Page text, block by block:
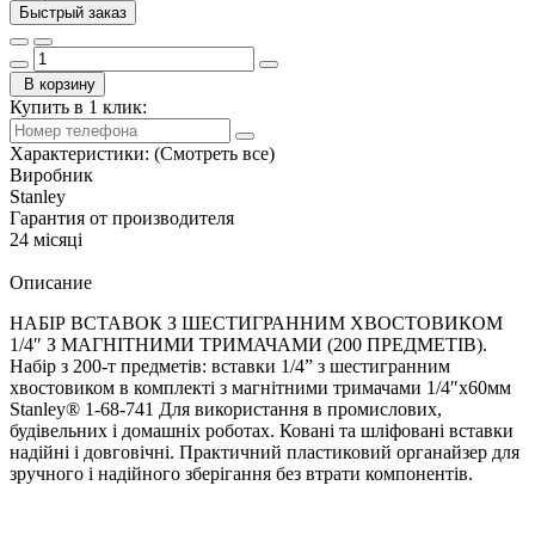
Быстрый заказ
В корзину
Купить в 1 клик:
Характеристики: (Смотреть все)
Виробник
Stanley
Гарантия от производителя
24 місяці
Описание
НАБІР ВСТАВОК З ШЕСТИГРАННИМ ХВОСТОВИКОМ
1/4″ З МАГНІТНИМИ ТРИМАЧАМИ (200 ПРЕДМЕТІВ).
Набір з 200-т предметів: вставки 1/4” з шестигранним
хвостовиком в комплекті з магнітними тримачами 1/4″х60мм
Stanley® 1-68-741 Для використання в промислових,
будівельних і домашніх роботах. Ковані та шліфовані вставки
надійні і довговічні. Практичний пластиковий органайзер для
зручного і надійного зберігання без втрати компонентів.